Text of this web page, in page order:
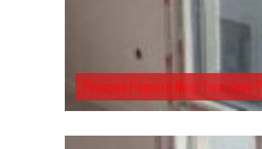
Pimapen Pencere Nasıl Temizlenir?